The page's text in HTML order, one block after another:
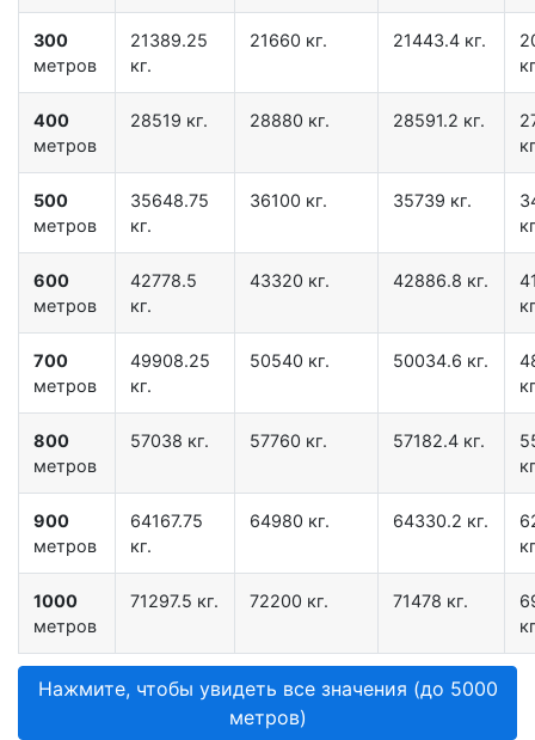
300
метров
21389.25
кг.
21660 кг. 21443.4 кг.
400
метров
28519 кг. 28880 кг. 28591.2 кг.
500
метров
35648.75
кг.
36100 кг. 35739 кг.
600
метров
42778.5
кг.
43320 кг. 42886.8 кг.
700
метров
49908.25
кг.
50540 кг. 50034.6 кг.
800
метров
57038 кг. 57760 кг. 57182.4 кг.
900
метров
64167.75
кг.
64980 кг. 64330.2 кг.
1000
метров
71297.5 кг. 72200 кг. 71478 кг.
Нажмите, чтобы увидеть все значения (до 5000
метров)